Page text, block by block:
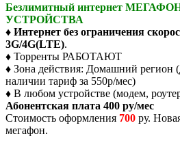
Безлимитный интернет
УСТРОЙСТВА
♦ Интернет без ограничения
3G/4G(LTE).
♦ Торренты РАБОТАЮТ
♦ Зона действия: Домашний регион
наличии тариф за 550р/мес)
♦ В любом устройстве (модем,
Абонентская плата 400 ру/мес
Стоимость оформления 700 ру.
мегафон.